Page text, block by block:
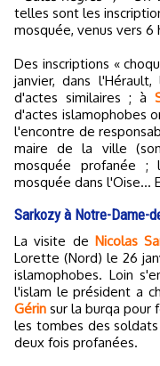
telles sont les
mosquée, venus vers 6
Des inscriptions «
janvier, dans
d'actes similaires ; à
d'actes islamophobes
l'encontre de
maire de la ville
mosquée profanée
mosquée dans l'Oise...
Sarkozy à Notre-Dame-
La visite de Nicolas
Lorette (Nord) le 26
islamophobes. Loin
l'islam le président a
Gérin sur la burqa pour
les tombes des
deux fois profanées.